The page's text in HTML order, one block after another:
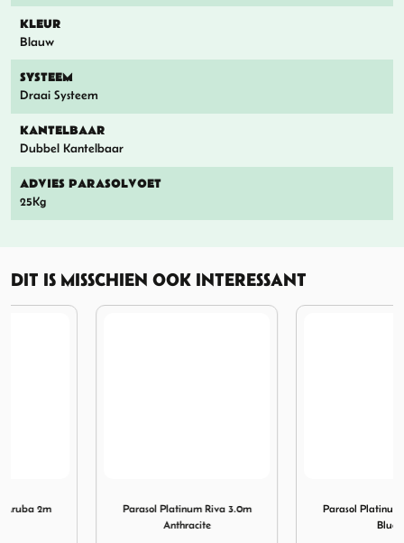
KLEUR
Blauw
SYSTEEM
Draai Systeem
KANTELBAAR
Dubbel Kantelbaar
ADVIES PARASOLVOET
25Kg
DIT IS MISSCHIEN OOK INTERESSANT
Parasol Platinum Riva 3.0m
Parasol Platinum Riva 3.0m